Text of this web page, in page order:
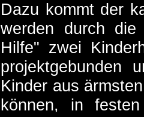
Dazu kommt der
werden durch die
Hilfe" zwei
projektgebunden
Kinder aus
können, in